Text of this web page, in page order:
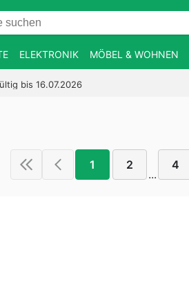
ELEKTRONIK MÖBEL & WOHNEN
bis 16.07.2026
1 2
...
4